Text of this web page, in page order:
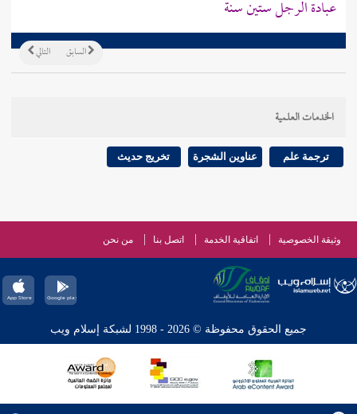
عبادة الرجل ستين سنة
التالي السابق
الخدمات العلمية
ترجمة علم عناوين الشجرة تخريج حديث
وثيقة الخصوصية اتفاقية الخدمة اتصل بنا من نحن
جميع الحقوق محفوظة © 2026 - 1998 لشبكة إسلام ويب